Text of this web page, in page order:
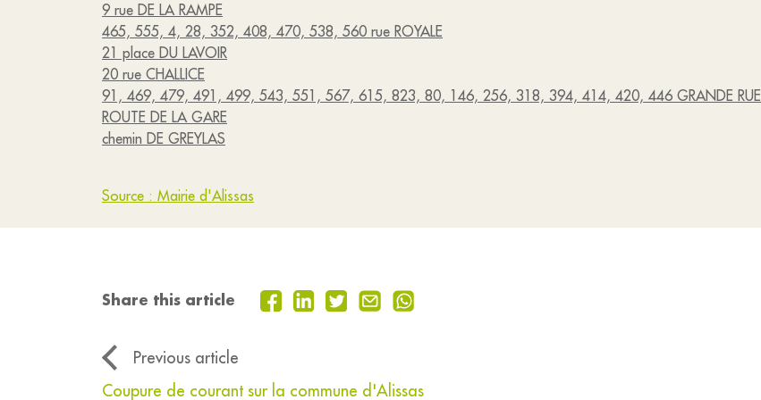
9 rue DE LA RAMPE
465, 555, 4, 28, 352, 408, 470, 538, 560 rue ROYALE
21 place DU LAVOIR
20 rue CHALLICE
91, 469, 479, 491, 499, 543, 551, 567, 615, 823, 80, 146, 256, 318, 394, 414, 420, 446 GRANDE RUE
ROUTE DE LA GARE
chemin DE GREYLAS
Source : Mairie d'Alissas
Share this article
Previous article
Coupure de courant sur la commune d'Alissas